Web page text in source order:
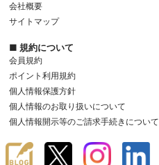
会社概要
サイトマップ
■ 規約について
会員規約
ポイント利用規約
個人情報保護方針
個人情報のお取り扱いについて
個人情報開示等のご請求手続きについて